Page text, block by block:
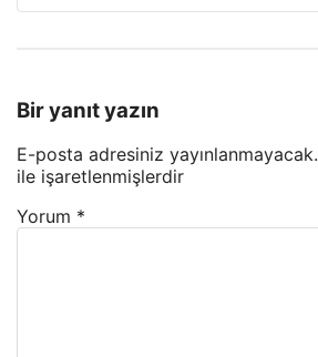
Bir yanıt yazın
E-posta adresiniz yayınlanmayacak.
ile işaretlenmişlerdir
Yorum *